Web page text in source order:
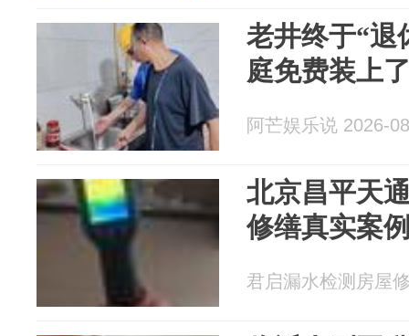
老井终于“退
庭免费装上
阿芒娱乐说 2026-
北京昌平天
修缮真实案
君启漏水检测房屋